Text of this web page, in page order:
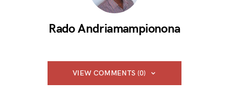
Rado Andriamampionona
VIEW COMMENTS (0)